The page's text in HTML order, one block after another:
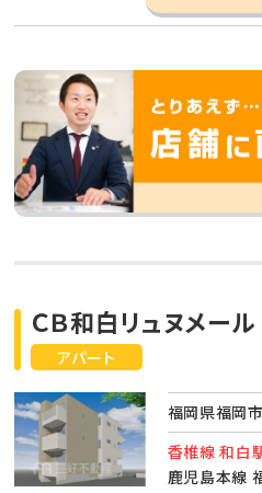
アパート
ＣＢ和白リュヌメール
福岡県福岡
香椎線 和白
鹿児島本線